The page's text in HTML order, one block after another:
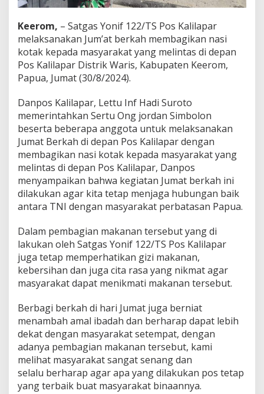
M
k
a
n
S
i
a
g
G
r
a
t
i
s
U
n
t
u
M
s
y
a
r
k
a
t
P
e
r
b
a
t
Keerom, – Satgas Yonif 122/TS Pos Kalilapar
melaksanakan Jum’at berkah membagikan nasi
kotak kepada masyarakat yang melintas di depan
Pos Kalilapar Distrik Waris, Kabupaten Keerom,
Papua, Jumat (30/8/2024).
Danpos Kalilapar, Lettu Inf Hadi Suroto
memerintahkan Sertu Ong jordan Simbolon
beserta beberapa anggota untuk melaksanakan
Jumat Berkah di depan Pos Kalilapar dengan
membagikan nasi kotak kepada masyarakat yang
melintas di depan Pos Kalilapar, Danpos
menyampaikan bahwa kegiatan Jumat berkah ini
dilakukan agar kita tetap menjaga hubungan baik
antara TNI dengan masyarakat perbatasan Papua.
Dalam pembagian makanan tersebut yang di
lakukan oleh Satgas Yonif 122/TS Pos Kalilapar
juga tetap memperhatikan gizi makanan,
kebersihan dan juga cita rasa yang nikmat agar
masyarakat dapat menikmati makanan tersebut.
Berbagi berkah di hari Jumat juga berniat
menambah amal ibadah dan berharap dapat lebih
dekat dengan masyarakat setempat, dengan
adanya pembagian makanan tersebut, kami
melihat masyarakat sangat senang dan
selalu berharap agar apa yang dilakukan pos tetap
yang terbaik buat masyarakat binaannya.